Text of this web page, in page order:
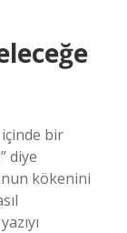
içinde bir
diye
kökenini